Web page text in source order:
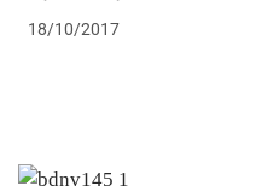
18/10/2017